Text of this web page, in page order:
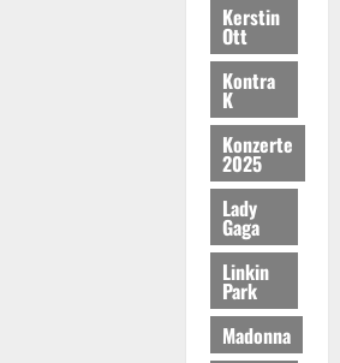
Kerstin
Ott
Kontra
K
Konzerte
2025
Lady
Gaga
Linkin
Park
Madonna